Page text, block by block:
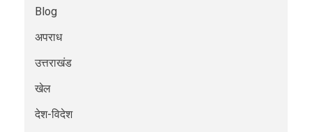
Blog
अपराध
उत्तराखंड
खेल
देश-विदेश